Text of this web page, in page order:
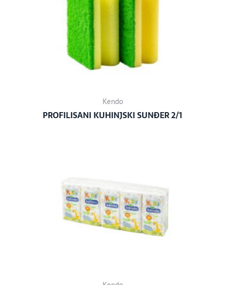
Kendo
PROFILISANI KUHINJSKI SUNĐER 2/1